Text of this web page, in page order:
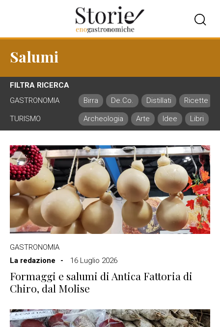
Salumi
FILTRA RICERCA
GASTRONOMIA
Birra De.Co. Distillati Ricette
TURISMO Archeologia Arte Idee Libri
GASTRONOMIA
La redazione
16 Luglio 2026
Formaggi e salumi di Antica Fattoria di
Chiro, dal Molise